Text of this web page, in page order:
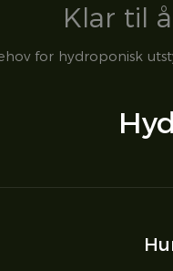
Klar til
for hydroponisk